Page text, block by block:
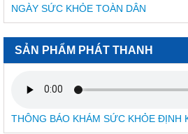
CÔNG BÁO/Số 1097 + 1098
LUẬT XỬ LÝ VI PHẠM HÀNH CHÍNH
190/2025/NĐ-CP
118/2021/NĐ-CP ngày 23 tháng 12
quy định chi tiết một số điều và biện
vi phạm hành chính được sửa đổi, bổ
68/2025/NĐ-CP ngày 18 tháng 3 năm
NGÀY SỨC KHỎE TOÀN DÂN
SẢN PHẨM PHÁT THANH
THÔNG BÁO KHÁM SỨC KHỎE ĐỊNH